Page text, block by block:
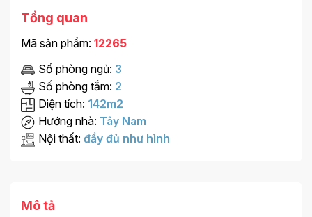
Tổng quan
Mã sản phẩm: 12265
Số phòng ngủ: 3
Số phòng tắm: 2
Diện tích: 142m2
Hướng nhà: Tây Nam
Nội thất: đầy đủ như hình
Mô tả